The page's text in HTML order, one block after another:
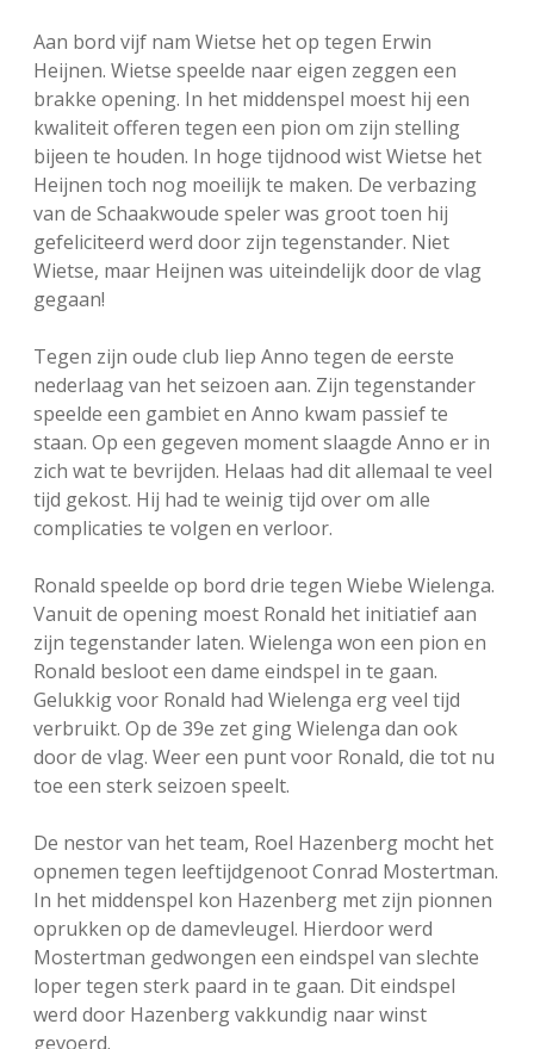
Aan bord vijf nam Wietse het op tegen Erwin
Heijnen. Wietse speelde naar eigen zeggen een
brakke opening. In het middenspel moest hij een
kwaliteit offeren tegen een pion om zijn stelling
bijeen te houden. In hoge tijdnood wist Wietse het
Heijnen toch nog moeilijk te maken. De verbazing
van de Schaakwoude speler was groot toen hij
gefeliciteerd werd door zijn tegenstander. Niet
Wietse, maar Heijnen was uiteindelijk door de vlag
gegaan!
Tegen zijn oude club liep Anno tegen de eerste
nederlaag van het seizoen aan. Zijn tegenstander
speelde een gambiet en Anno kwam passief te
staan. Op een gegeven moment slaagde Anno er in
zich wat te bevrijden. Helaas had dit allemaal te veel
tijd gekost. Hij had te weinig tijd over om alle
complicaties te volgen en verloor.
Ronald speelde op bord drie tegen Wiebe Wielenga.
Vanuit de opening moest Ronald het initiatief aan
zijn tegenstander laten. Wielenga won een pion en
Ronald besloot een dame eindspel in te gaan.
Gelukkig voor Ronald had Wielenga erg veel tijd
verbruikt. Op de 39e zet ging Wielenga dan ook
door de vlag. Weer een punt voor Ronald, die tot nu
toe een sterk seizoen speelt.
De nestor van het team, Roel Hazenberg mocht het
opnemen tegen leeftijdgenoot Conrad Mostertman.
In het middenspel kon Hazenberg met zijn pionnen
oprukken op de damevleugel. Hierdoor werd
Mostertman gedwongen een eindspel van slechte
loper tegen sterk paard in te gaan. Dit eindspel
werd door Hazenberg vakkundig naar winst
gevoerd.